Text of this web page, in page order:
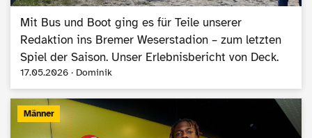
Mit Bus und Boot ging es für Teile unserer
Redaktion ins Bremer Weserstadion – zum letzten
Spiel der Saison. Unser Erlebnisbericht von Deck.
17.05.2026 · Dominik
Männer